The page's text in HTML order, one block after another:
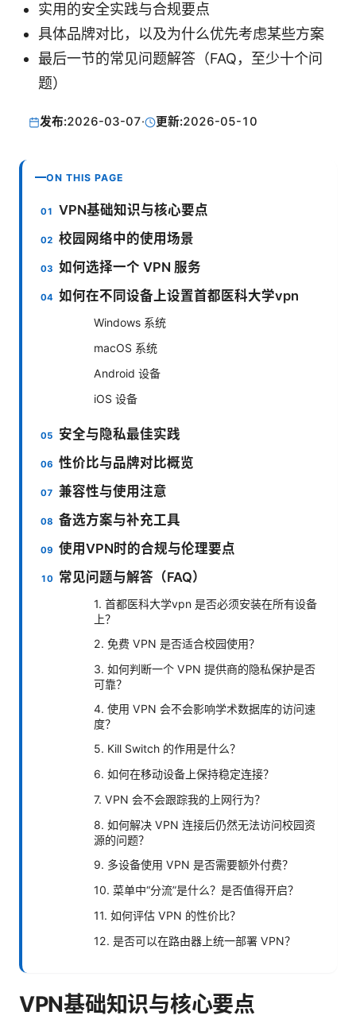
实用的安全实践与合规要点
具体品牌对比，以及为什么优先考虑某些方案
最后一节的常见问题解答（FAQ，至少十个问
题）
发布:2026-03-07· 更新:2026-05-10
ON THIS PAGE
VPN基础知识与核心要点
校园网络中的使用场景
如何选择一个 VPN 服务
如何在不同设备上设置首都医科大学vpn
Windows 系统
macOS 系统
Android 设备
iOS 设备
安全与隐私最佳实践
性价比与品牌对比概览
兼容性与使用注意
备选方案与补充工具
使用VPN时的合规与伦理要点
常见问题与解答（FAQ）
1. 首都医科大学vpn 是否必须安装在所有设备
上？
2. 免费 VPN 是否适合校园使用？
3. 如何判断一个 VPN 提供商的隐私保护是否
可靠？
4. 使用 VPN 会不会影响学术数据库的访问速
度？
5. Kill Switch 的作用是什么？
6. 如何在移动设备上保持稳定连接？
7. VPN 会不会跟踪我的上网行为？
8. 如何解决 VPN 连接后仍然无法访问校园资
源的问题？
9. 多设备使用 VPN 是否需要额外付费？
10. 菜单中“分流”是什么？是否值得开启？
11. 如何评估 VPN 的性价比？
12. 是否可以在路由器上统一部署 VPN？
VPN基础知识与核心要点